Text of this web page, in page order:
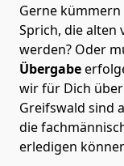
Gerne
Sprich, die alten
werden? Oder
Übergabe
wir für Dich
Greifswald sind
die
erledigen